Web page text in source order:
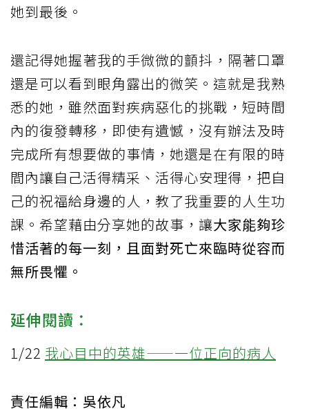
她到最後。
還記得她握著我的手微微的顫抖，隔著口罩
還是可以看到眼角露出的微笑。這就是我熟
悉的她，雖然面對疾病惡化的挑戰，短時間
內的復發轉移，即使有遺憾，沒有辦法及時
完成所有想要做的事情，她還是在有限的時
間內讓自己活得精采、活得心安理得，把自
己的祝福給身邊的人，教了我重要的人生功
課。希望藉由分享她的故事，讓大家能夠珍
惜活著的每一刻，且面對死亡來臨時從容而
無所畏懼。
延伸閱讀：
1/22 我心目中的英雄——一位正向的病人
責任編輯：吳依凡